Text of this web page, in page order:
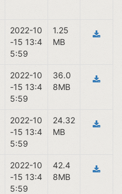
2022-10
-15 13:4
5:59
1.25
MB
2022-10
-15 13:4
5:59
36.0
8MB
2022-10
-15 13:4
5:59
24.32
MB
2022-10
-15 13:4
5:59
42.4
8MB